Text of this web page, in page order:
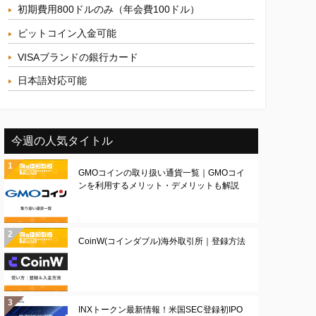
初期費用800ドルのみ（年会費100ドル）
ビットコイン入金可能
VISAブランドの銀行カード
日本語対応可能
今週の人気タイトル
GMOコインの取り扱い通貨一覧｜GMOコイ
ンを利用するメリット・デメリットも解説
CoinW(コインダブル)海外取引所｜登録方法
INXトークン最新情報！米国SEC登録初IPO